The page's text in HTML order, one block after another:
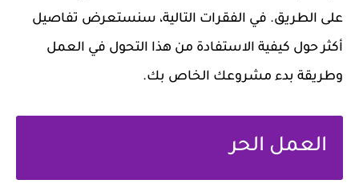
على الطريق. في الفقرات التالية، سنستعرض تفاصيل
أكثر حول كيفية الاستفادة من هذا التحول في العمل
وطريقة بدء مشروعك الخاص بك.
العمل الحر